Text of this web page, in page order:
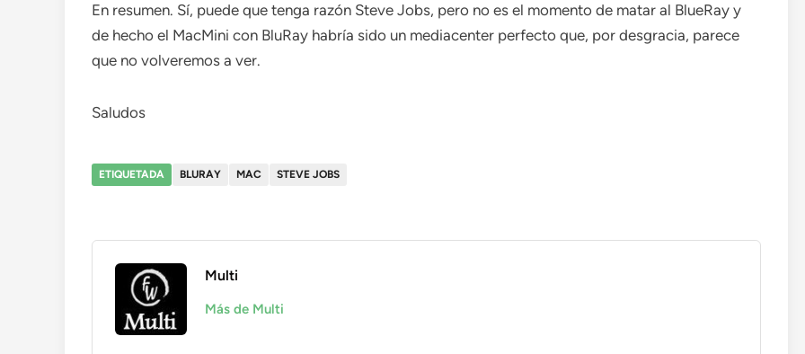
En resumen. Sí, puede que tenga razón Steve Jobs, pero no es el momento de matar al BlueRay y
de hecho el MacMini con BluRay habría sido un mediacenter perfecto que, por desgracia, parece
que no volveremos a ver.
Saludos
ETIQUETADA BLURAY MAC STEVE JOBS
Multi
Más de Multi